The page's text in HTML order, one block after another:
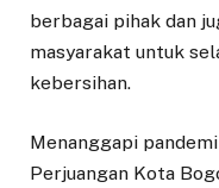
berbagai pihak dan
masyarakat untuk
kebersihan.
Menanggapi
Perjuangan Kota